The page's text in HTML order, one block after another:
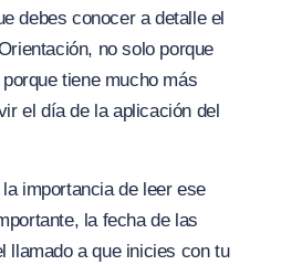
debes conocer a detalle el
no solo porque
tiene mucho más
el día de la aplicación del
importancia de leer ese
la fecha de las
llamado a que inicies con tu